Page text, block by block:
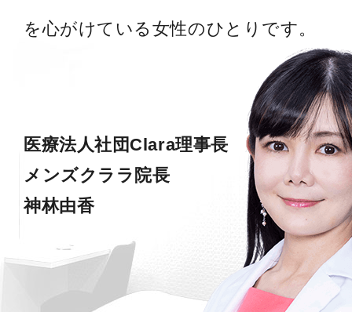
を心がけている女性のひとりです。
医療法人社団Clara理事長
メンズクララ院長
神林由香